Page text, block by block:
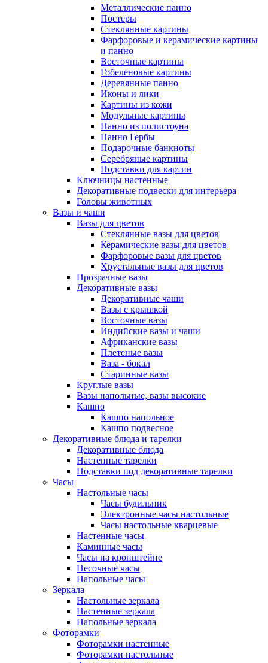
Металлические панно
Постеры
Стеклянные картины
Фарфоровые и керамические картины
и панно
Восточные картины
Гобеленовые картины
Деревянные панно
Иконы и лики
Картины из кожи
Модульные картины
Панно из полистоуна
Панно Гербы
Подарочные банкноты
Серебряные картины
Подставки для картин
Ключницы настенные
Декоративные подвески для интерьера
Головы животных
Вазы и чаши
Вазы для цветов
Стеклянные вазы для цветов
Керамические вазы для цветов
Фарфоровые вазы для цветов
Хрустальные вазы для цветов
Прозрачные вазы
Декоративные вазы
Декоративные чаши
Вазы с крышкой
Восточные вазы
Индийские вазы и чаши
Африканские вазы
Плетеные вазы
Ваза - бокал
Старинные вазы
Круглые вазы
Вазы напольные, вазы высокие
Кашпо
Кашпо напольное
Кашпо подвесное
Декоративные блюда и тарелки
Декоративные блюда
Настенные тарелки
Подставки под декоративные тарелки
Часы
Настольные часы
Часы будильник
Электронные часы настольные
Часы настольные кварцевые
Настенные часы
Каминные часы
Часы на кронштейне
Песочные часы
Напольные часы
Зеркала
Настольные зеркала
Настенные зеркала
Напольные зеркала
Фоторамки
Фоторамки настенные
Фоторамки настольные